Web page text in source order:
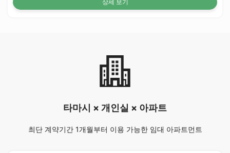
상세 보기
타마시 × 개인실 × 아파트
최단 계약기간 1개월부터 이용 가능한 임대 아파트먼트